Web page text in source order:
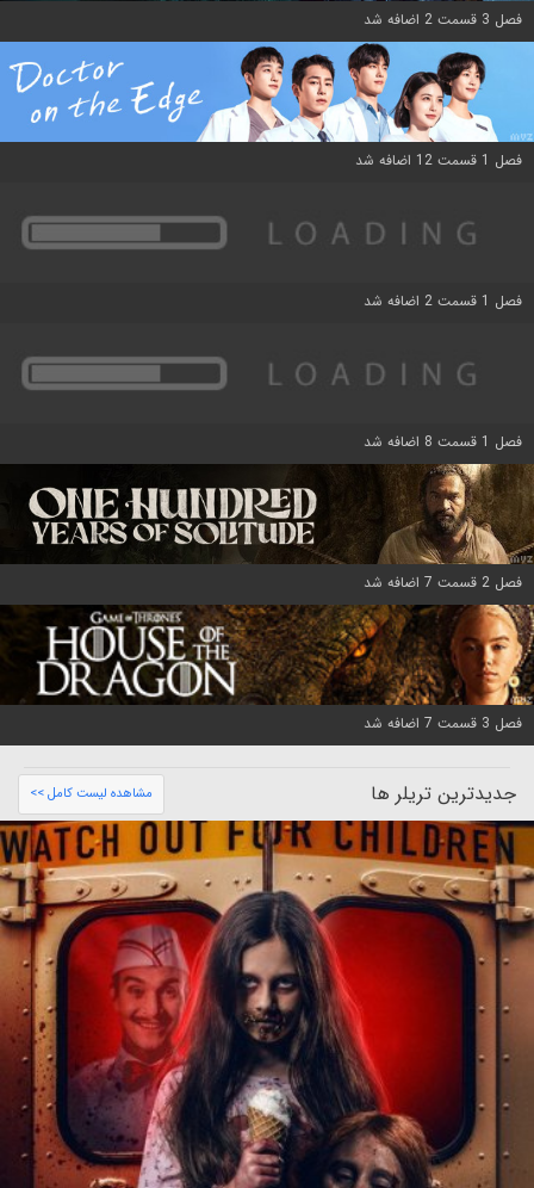
فصل 3 قسمت 2 اضافه شد
فصل 1 قسمت 12 اضافه شد
فصل 1 قسمت 2 اضافه شد
فصل 1 قسمت 8 اضافه شد
فصل 2 قسمت 7 اضافه شد
فصل 3 قسمت 7 اضافه شد
جدیدترین تریلر ها مشاهده لیست کامل >>